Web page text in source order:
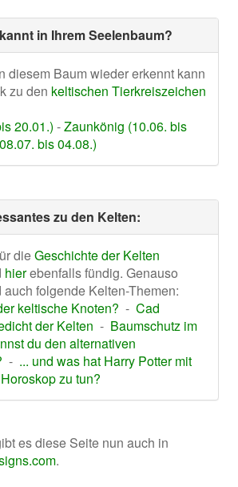
in Ihrem Seelenbaum?
diesem Baum wieder erkennt kann
zu den keltischen Tierkreiszeichen
20.01.) -Zaunkönig (10.06. bis
bis 04.08.)
zu den Kelten:
dieGeschichte der Kelten
hierebenfalls fündig. Genauso
folgende Kelten-Themen:
keltische Knoten? - Cad
der Kelten - Baumschutz im
du den alternativen
- ... und was hat Harry Potter mit
zu tun?
es diese Seite nun auch in
.